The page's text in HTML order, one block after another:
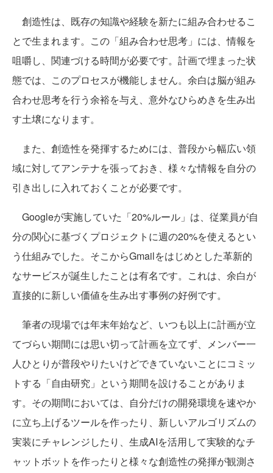
創造性は、既存の知識や経験を新たに組み合わせるこ
とで生まれます。この「組み合わせ思考」には、情報を
咀嚼し、関連づける時間が必要です。計画で埋まった状
態では、このプロセスが機能しません。余白は脳が組み
合わせ思考を行う余裕を与え、意外なひらめきを生み出
す土壌になります。
また、創造性を発揮するためには、普段から幅広い領
域に対してアンテナを張っておき、様々な情報を自分の
引き出しに入れておくことが必要です。
Googleが実施していた「20%ルール」は、従業員が自
分の関心に基づくプロジェクトに週の20%を使えるとい
う仕組みでした。そこからGmailをはじめとした革新的
なサービスが誕生したことは有名です。これは、余白が
直接的に新しい価値を生み出す事例の好例です。
筆者の現場では年末年始など、いつも以上に計画が立
てづらい期間には思い切って計画を立てず、メンバー一
人ひとりが普段やりたいけどできていないことにコミッ
トする「自由研究」という期間を設けることがありま
す。その期間においては、自分だけの開発環境を速やか
に立ち上げるツールを作ったり、新しいアルゴリズムの
実装にチャレンジしたり、生成AIを活用して実験的なチ
ャットボットを作ったりと様々な創造性の発揮が観測さ